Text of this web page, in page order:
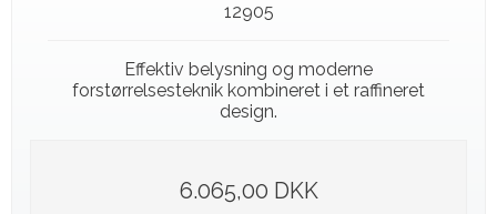
12905
Effektiv belysning og moderne
forstørrelsesteknik kombineret i et raffineret
design.
6.065,00 DKK